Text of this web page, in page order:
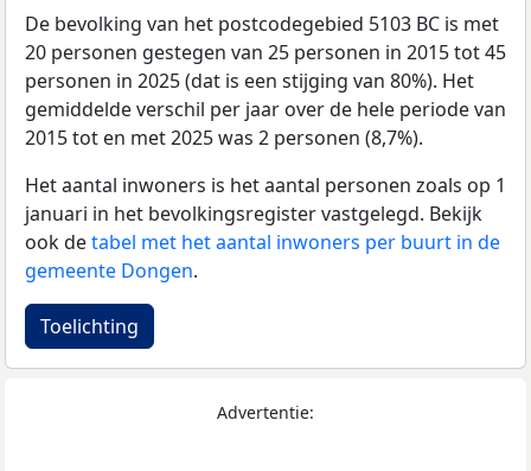
De bevolking van het postcodegebied 5103 BC is met
20 personen gestegen van 25 personen in 2015 tot 45
personen in 2025 (dat is een stijging van 80%). Het
gemiddelde verschil per jaar over de hele periode van
2015 tot en met 2025 was 2 personen (8,7%).
Het aantal inwoners is het aantal personen zoals op 1
januari in het bevolkingsregister vastgelegd. Bekijk
ook detabel met het aantal inwoners per buurt in de
gemeente Dongen.
Toelichting
Advertentie: